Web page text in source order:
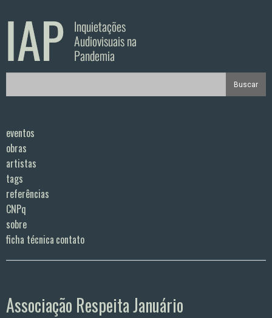
eventos
obras
artistas
tags
referências
CNPq
sobre
ficha técnica contato
Associação Respeita Januário